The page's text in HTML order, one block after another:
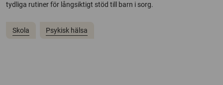
tydliga rutiner för långsiktigt stöd till barn i sorg.
Skola Psykisk hälsa